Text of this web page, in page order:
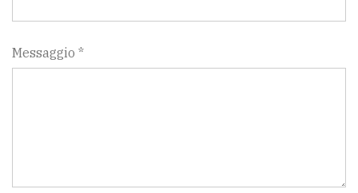
Messaggio *